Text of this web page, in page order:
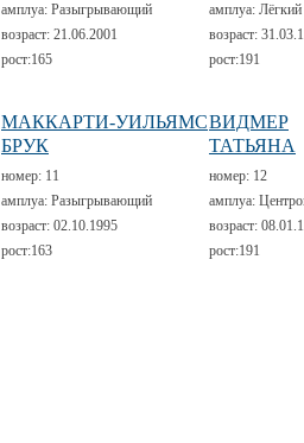
амплуа: Разыгрывающий
возраст: 21.06.2001
рост:165
амплуа:
возраст:
рост:191
МАККАРТИ-УИЛЬЯМС
БРУК
номер: 11
амплуа: Разыгрывающий
возраст: 02.10.1995
рост:163
ВИДМЕР
ТАТЬЯНА
номер: 12
амплуа:
возраст:
рост:191